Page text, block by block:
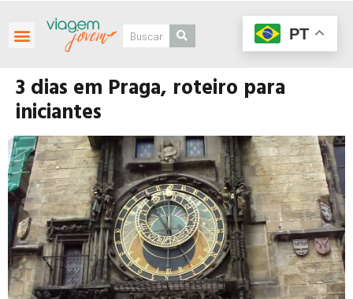
3 dias em Praga, roteiro para
iniciantes
PT